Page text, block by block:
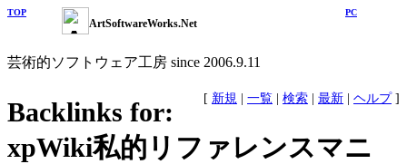
TOP PC
ArtSoftwareWorks.Net
芸術的ソフトウェア工房 since 2006.9.11
[ 新規 | 一覧 | 検索 | 最新 | ヘルプ]
Backlinks for:
xpWiki私的リファレンスマニ